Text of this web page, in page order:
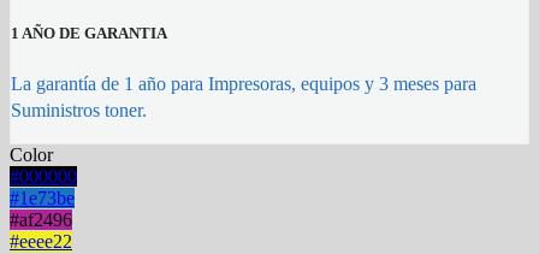
1 AÑO DE GARANTIA
La garantía de 1 año para Impresoras, equipos y 3 meses para
Suministros toner.
Color
#000000
#1e73be
#af2496
#eeee22